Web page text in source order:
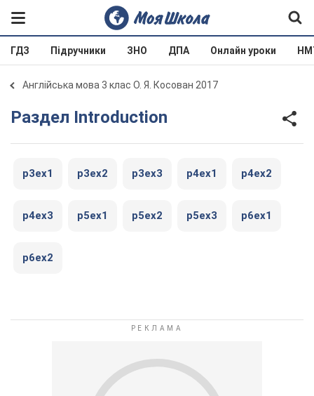
ГДЗ Підручники ЗНО ДПА Онлайн уроки
Англійська мова 3 клас О. Я. Косован 2017
Раздел Introduction
p3ex1 p3ex2 p3ex3 p4ex1 p4ex2
p4ex3 p5ex1 p5ex2 p5ex3 p6ex1
p6ex2